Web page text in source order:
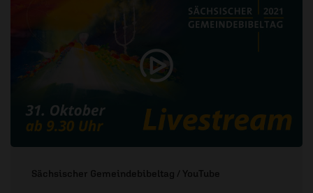
Sächsischer Gemeindebibeltag / YouTube